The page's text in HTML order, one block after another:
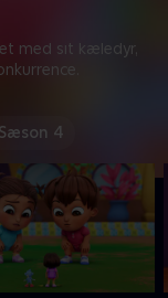
med sit kæledyr,
Sæson 4